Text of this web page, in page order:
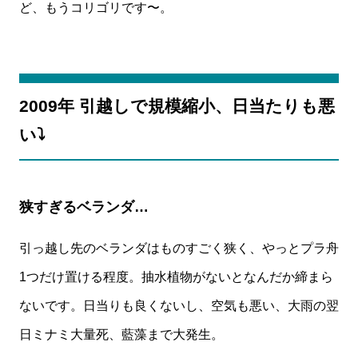
ど、もうコリゴリです〜。
2009年 引越しで規模縮小、日当たりも悪
い⤵️
狭すぎるベランダ…
引っ越し先のベランダはものすごく狭く、やっとプラ舟
1つだけ置ける程度。抽水植物がないとなんだか締まら
ないです。日当りも良くないし、空気も悪い、大雨の翌
日ミナミ大量死、藍藻まで大発生。